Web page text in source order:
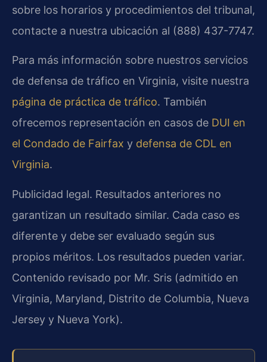
sobre los horarios y procedimientos del tribunal,
contacte a nuestra ubicación al (888) 437-7747.
Para más información sobre nuestros servicios
de defensa de tráfico en Virginia, visite nuestra
página de práctica de tráfico. También
ofrecemos representación en casos de DUI en
el Condado de Fairfax y defensa de CDL en
Virginia.
Publicidad legal. Resultados anteriores no
garantizan un resultado similar. Cada caso es
diferente y debe ser evaluado según sus
propios méritos. Los resultados pueden variar.
Contenido revisado por Mr. Sris (admitido en
Virginia, Maryland, Distrito de Columbia, Nueva
Jersey y Nueva York).